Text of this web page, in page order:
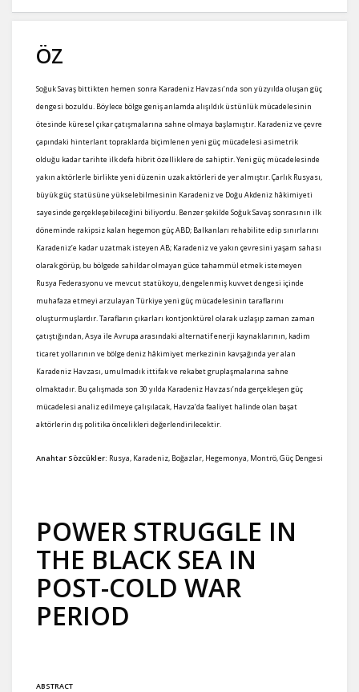
ÖZ
Soğuk Savaş bittikten hemen sonra Karadeniz Havzası’nda son yüzyılda oluşan güç
dengesi bozuldu. Böylece bölge geniş anlamda alışıldık üstünlük mücadelesinin
ötesinde küresel çıkar çatışmalarına sahne olmaya başlamıştır. Karadeniz ve çevre
çapındaki hinterlant topraklarda biçimlenen yeni güç mücadelesi asimetrik
olduğu kadar tarihte ilk defa hibrit özelliklere de sahiptir. Yeni güç mücadelesinde
yakın aktörlerle birlikte yeni düzenin uzak aktörleri de yer almıştır. Çarlık Rusyası,
büyük güç statüsüne yükselebilmesinin Karadeniz ve Doğu Akdeniz hâkimiyeti
sayesinde gerçekleşebileceğini biliyordu. Benzer şekilde Soğuk Savaş sonrasının ilk
döneminde rakipsiz kalan hegemon güç ABD; Balkanları rehabilite edip sınırlarını
Karadeniz’e kadar uzatmak isteyen AB; Karadeniz ve yakın çevresini yaşam sahası
olarak görüp, bu bölgede sahildar olmayan güce tahammül etmek istemeyen
Rusya Federasyonu ve mevcut statükoyu, dengelenmiş kuvvet dengesi içinde
muhafaza etmeyi arzulayan Türkiye yeni güç mücadelesinin taraflarını
oluşturmuşlardır. Tarafların çıkarları kontjonktürel olarak uzlaşıp zaman zaman
çatıştığından, Asya ile Avrupa arasındaki alternatif enerji kaynaklarının, kadim
ticaret yollarının ve bölge deniz hâkimiyet merkezinin kavşağında yer alan
Karadeniz Havzası, umulmadık ittifak ve rekabet gruplaşmalarına sahne
olmaktadır. Bu çalışmada son 30 yılda Karadeniz Havzası’nda gerçekleşen güç
mücadelesi analiz edilmeye çalışılacak, Havza’da faaliyet halinde olan başat
aktörlerin dış politika öncelikleri değerlendirilecektir.
Anahtar Sözcükler: Rusya, Karadeniz, Boğazlar, Hegemonya, Montrö, Güç Dengesi
POWER STRUGGLE IN
THE BLACK SEA IN
POST-COLD WAR
PERIOD
ABSTRACT